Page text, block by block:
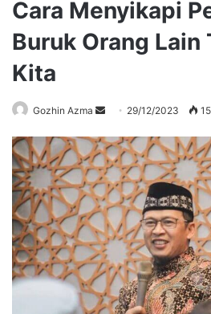
Cara Menyikapi
Buruk Orang Lain
Kita
Gozhin Azma
Send
email
29/12/2023